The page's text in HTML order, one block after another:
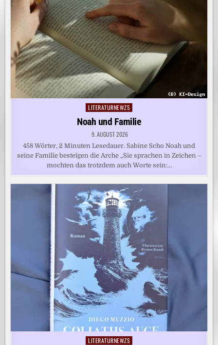
Posted
LITERATURNEWZS
Noah und Familie
9. AUGUST 2026
458 Wörter, 2 Minuten Lesedauer. Sabine Scho Noah und
seine Familie besteigen die Arche „Sie sprachen in Zeichen –
mochten das trotzdem auch Worte sein:…
Posted
LITERATURNEWZS